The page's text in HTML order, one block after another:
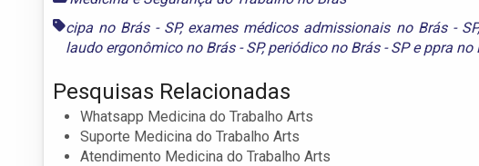
cipa no Brás - SP, exames médicos admissionais no Brás - SP
laudo ergonômico no Brás - SP,periódico no Brás - SPeppra no
Pesquisas Relacionadas
Whatsapp Medicina do Trabalho Arts
Suporte Medicina do Trabalho Arts
Atendimento Medicina do Trabalho Arts